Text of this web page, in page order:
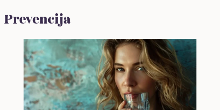
Prevencija